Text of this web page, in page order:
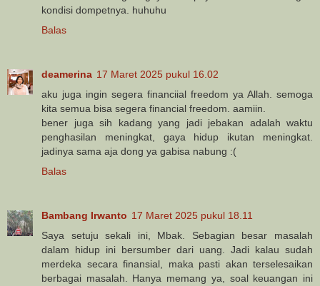
kondisi dompetnya. huhuhu
Balas
deamerina 17 Maret 2025 pukul 16.02
aku juga ingin segera financiial freedom ya Allah. semoga
kita semua bisa segera financial freedom. aamiin.
bener juga sih kadang yang jadi jebakan adalah waktu
penghasilan meningkat, gaya hidup ikutan meningkat.
jadinya sama aja dong ya gabisa nabung :(
Balas
Bambang Irwanto 17 Maret 2025 pukul 18.11
Saya setuju sekali ini, Mbak. Sebagian besar masalah
dalam hidup ini bersumber dari uang. Jadi kalau sudah
merdeka secara finansial, maka pasti akan terselesaikan
berbagai masalah. Hanya memang ya, soal keuangan ini